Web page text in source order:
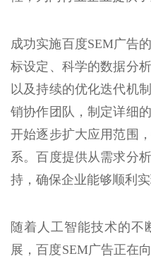
成功实施百度SEM广告
标设定、科学的数据分
以及持续的优化迭代机
销协作团队，制定详细
开始逐步扩大应用范围
系。百度提供从需求分
持，确保企业能够顺利
随着人工智能技术的不
展，百度SEM广告正在